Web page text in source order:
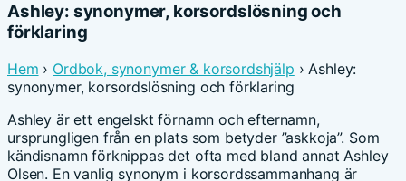
Ashley: synonymer, korsordslösning och
förklaring
Hem › Ordbok, synonymer & korsordshjälp › Ashley:
synonymer, korsordslösning och förklaring
Ashley är ett engelskt förnamn och efternamn,
ursprungligen från en plats som betyder ”askkoja”. Som
kändisnamn förknippas det ofta med bland annat Ashley
Olsen. En vanlig synonym i korsordssammanhang är